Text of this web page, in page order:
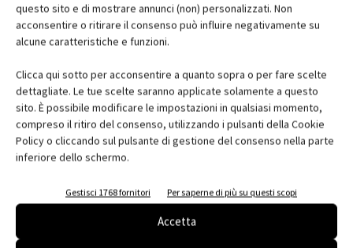
questo sito e di mostrare annunci (non) personalizzati. Non
acconsentire o ritirare il consenso può influire negativamente su
alcune caratteristiche e funzioni.
Clicca qui sotto per acconsentire a quanto sopra o per fare scelte
dettagliate. Le tue scelte saranno applicate solamente a questo
sito. È possibile modificare le impostazioni in qualsiasi momento,
compreso il ritiro del consenso, utilizzando i pulsanti della Cookie
Policy o cliccando sul pulsante di gestione del consenso nella parte
inferiore dello schermo.
Gestisci 1768 fornitori Per saperne di più su questi scopi
Accetta
Edicola web
Iscriviti alla newsletter
EVENTI